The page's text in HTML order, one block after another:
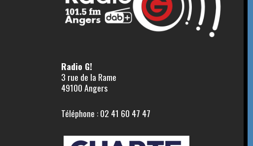
Radio G!
3 rue de la Rame
49100 Angers
Téléphone : 02 41 60 47 47